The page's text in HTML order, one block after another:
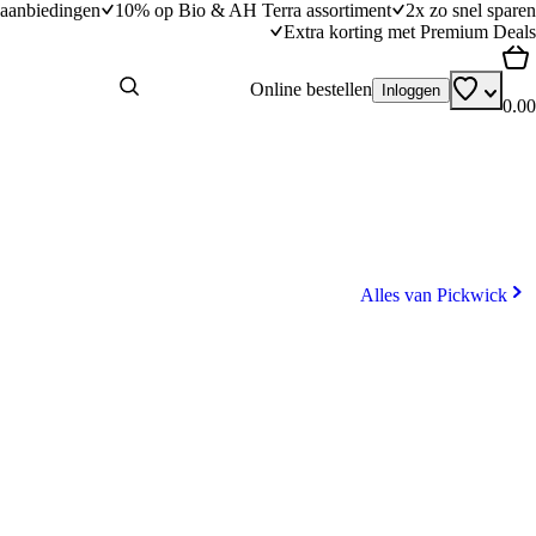
10% op Bio & AH Terra assortiment
2x zo snel sparen
Extra korting met Premium Deals
Online bestellen Inloggen
0.00
Alles van Pickwick